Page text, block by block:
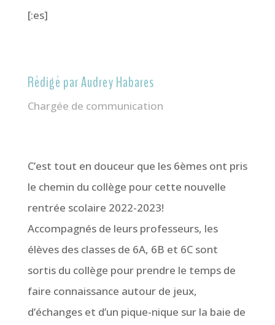
[:es]
Rédigé par Audrey Habares
Chargée de communication
C’est tout en douceur que les 6èmes ont pris
le chemin du collège pour cette nouvelle
rentrée scolaire 2022-2023!
Accompagnés de leurs professeurs, les
élèves des classes de 6A, 6B et 6C sont
sortis du collège pour prendre le temps de
faire connaissance autour de jeux,
d’échanges et d’un pique-nique sur la baie de